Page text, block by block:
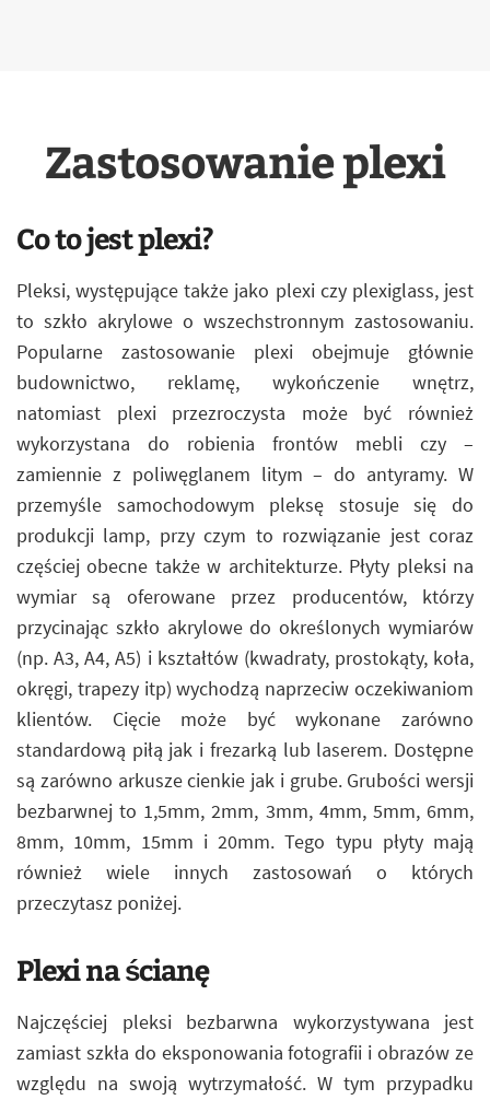
Zastosowanie plexi
Co to jest plexi?
Pleksi, występujące także jako plexi czy plexiglass, jest
to szkło akrylowe o wszechstronnym zastosowaniu.
Popularne zastosowanie plexi obejmuje głównie
budownictwo, reklamę, wykończenie wnętrz,
natomiast plexi przezroczysta może być również
wykorzystana do robienia frontów mebli czy –
zamiennie z poliwęglanem litym – do antyramy. W
przemyśle samochodowym pleksę stosuje się do
produkcji lamp, przy czym to rozwiązanie jest coraz
częściej obecne także w architekturze. Płyty pleksi na
wymiar są oferowane przez producentów, którzy
przycinając szkło akrylowe do określonych wymiarów
(np. A3, A4, A5) i kształtów (kwadraty, prostokąty, koła,
okręgi, trapezy itp) wychodzą naprzeciw oczekiwaniom
klientów. Cięcie może być wykonane zarówno
standardową piłą jak i frezarką lub laserem. Dostępne
są zarówno arkusze cienkie jak i grube. Grubości wersji
bezbarwnej to 1,5mm, 2mm, 3mm, 4mm, 5mm, 6mm,
8mm, 10mm, 15mm i 20mm. Tego typu płyty mają
również wiele innych zastosowań o których
przeczytasz poniżej.
Plexi na ścianę
Najczęściej pleksi bezbarwna wykorzystywana jest
zamiast szkła do eksponowania fotografii i obrazów ze
względu na swoją wytrzymałość. W tym przypadku